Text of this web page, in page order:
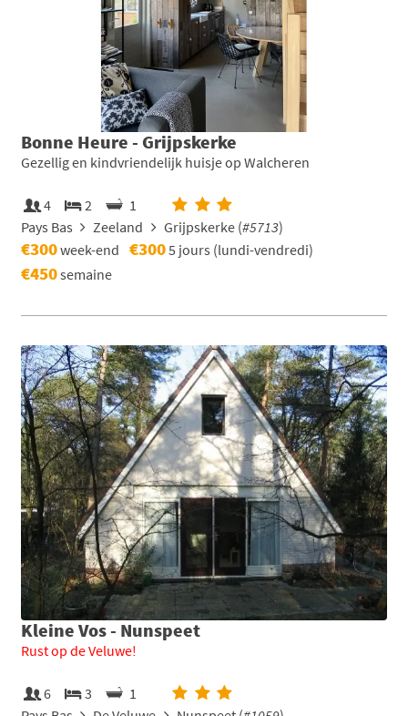
Bonne Heure - Grijpskerke
Gezellig en kindvriendelijk huisje op Walcheren
4 2
1
Pays Bas
Zeeland Grijpskerke (#5713)
€300week-end €3005 jours (lundi-vendredi)
€450semaine
Kleine Vos - Nunspeet
Rust op de Veluwe!
6 3
1